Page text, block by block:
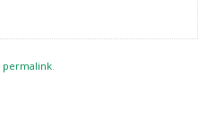
permalink.